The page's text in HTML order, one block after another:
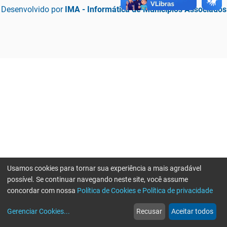
Desenvolvido por IMA - Informática de Municípios Associados
web
Notícias
more_horiz
Mais
Usamos cookies para tornar sua experiência a mais agradável
possível. Se continuar navegando neste site, você assume
concordar com nossa Política de Cookies e Política de privacidade
Gerenciar Cookies... Recusar Aceitar todos
Erro ao enviar informações, por favor tente novamente